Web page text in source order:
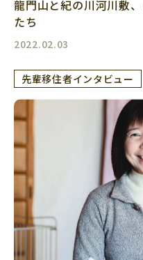
龍門山と紀の川河川敷
たち
2022.02.03
先輩移住者インタビュー